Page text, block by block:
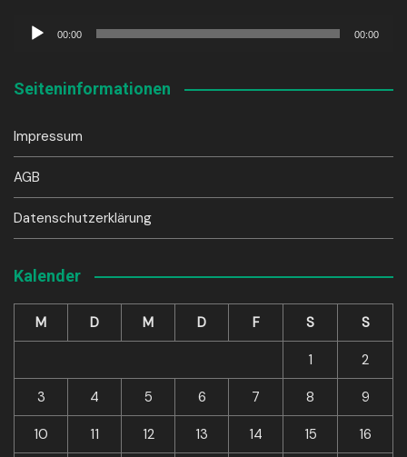
Audio-
00:00 00:00
Seiteninformationen
Impressum
AGB
Datenschutzerklärung
Kalender
M D M D F S S
1 2
3 4 5 6 7 8 9
10 11 12 13 14 15 16